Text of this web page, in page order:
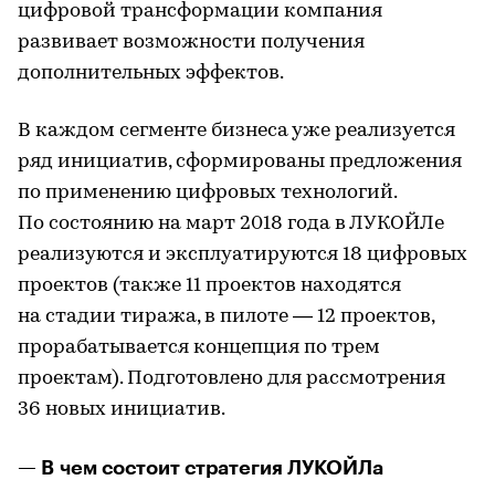
цифровой трансформации компания
развивает возможности получения
дополнительных эффектов.
В каждом сегменте бизнеса уже реализуется
ряд инициатив, сформированы предложения
по применению цифровых технологий.
По состоянию на март 2018 года в ЛУКОЙЛе
реализуются и эксплуатируются 18 цифровых
проектов (также 11 проектов находятся
на стадии тиража, в пилоте — 12 проектов,
прорабатывается концепция по трем
проектам). Подготовлено для рассмотрения
36 новых инициатив.
— В чем состоит стратегия ЛУКОЙЛа